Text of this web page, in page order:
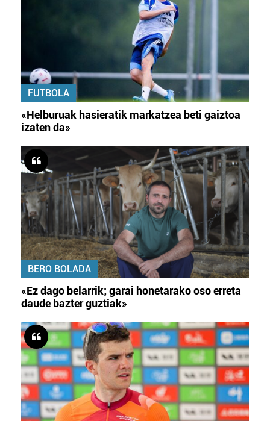
FUTBOLA
«Helburuak hasieratik markatzea beti gaiztoa
izaten da»
BERO BOLADA
«Ez dago belarrik; garai honetarako oso erreta
daude bazter guztiak»